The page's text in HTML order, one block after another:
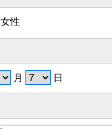
女性
月 日